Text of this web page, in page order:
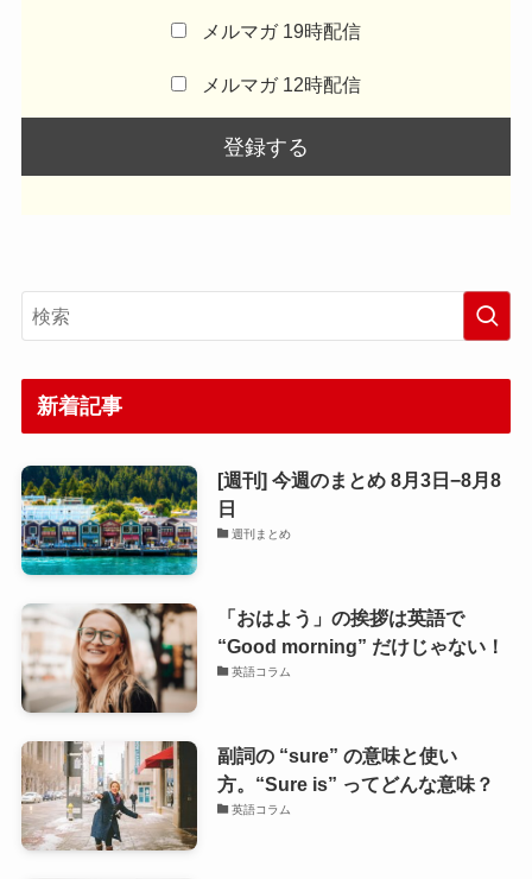
メルマガ 19時配信
メルマガ 12時配信
新着記事
[週刊] 今週のまとめ 8月3日−8月8
日
週刊まとめ
「おはよう」の挨拶は英語で
“Good morning” だけじゃない！
英語コラム
副詞の “sure” の意味と使い
方。“Sure is” ってどんな意味？
英語コラム